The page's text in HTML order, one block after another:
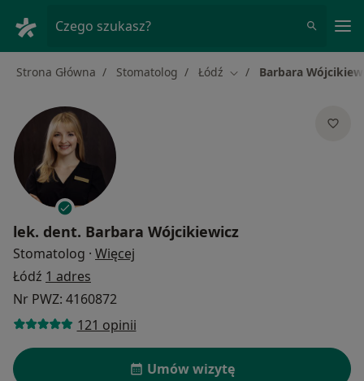
Czego szukasz?
Strona Główna Stomatolog Łódź Zmień miasto
Barbara
lek. dent. Barbara Wójcikiewicz
Stomatolog · Więcej
Łódź 1 adres
Nr PWZ: 4160872
121 opinii
Umów wizytę